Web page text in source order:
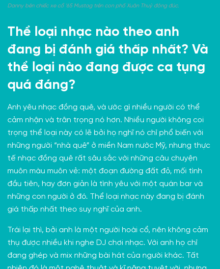
Danny bên chiếc xe cổ ’65 Mustag trên con phố Xuân Thuỷ đông đúc.
Thể loại nhạc nào theo anh
đang bị đánh giá thấp nhất? Và
thể loại nào đang được ca tụng
quá đáng?
Anh yêu nhạc đồng quê, và ước gì nhiều người có thể
cảm nhận và trân trọng nó hơn. Nhiều người không coi
trọng thể loại này có lẽ bởi họ nghĩ nó chỉ phổ biến với
những người “nhà quê” ở miền Nam nước Mỹ, nhưng thực
tế nhạc đồng quê rất sâu sắc với những câu chuyện
muôn màu muôn vẻ: một đoạn đường đất đỏ, mối tình
đầu tiên, hay đơn giản là tình yêu với một quán bar và
những con người ở đó. Thể loại nhạc này đang bị đánh
giá thấp nhất theo suy nghĩ của anh.
Trái lại thì, bởi anh là một người hoài cổ, nên không cảm
thụ được nhiều khi nghe DJ chơi nhạc. Với anh họ chỉ
đang ghép và mix những bài hát của người khác. Tất